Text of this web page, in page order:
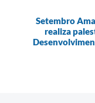
Setembro
realiza